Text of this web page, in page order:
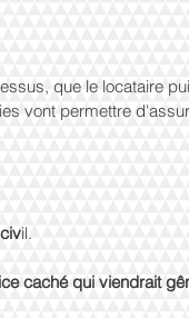
que le locataire
vont permettre
il.
caché qui viendrait